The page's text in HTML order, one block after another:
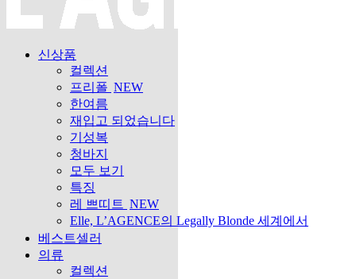
신상품
컬렉션
프리폴 NEW
한여름
재입고 되었습니다
기성복
청바지
모두 보기
특징
레 쁘띠트 NEW
Elle, L’AGENCE의 Legally Blonde 세계에서
베스트셀러
의류
컬렉션